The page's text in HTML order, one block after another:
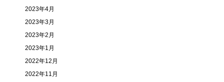
2023年4月
2023年3月
2023年2月
2023年1月
2022年12月
2022年11月